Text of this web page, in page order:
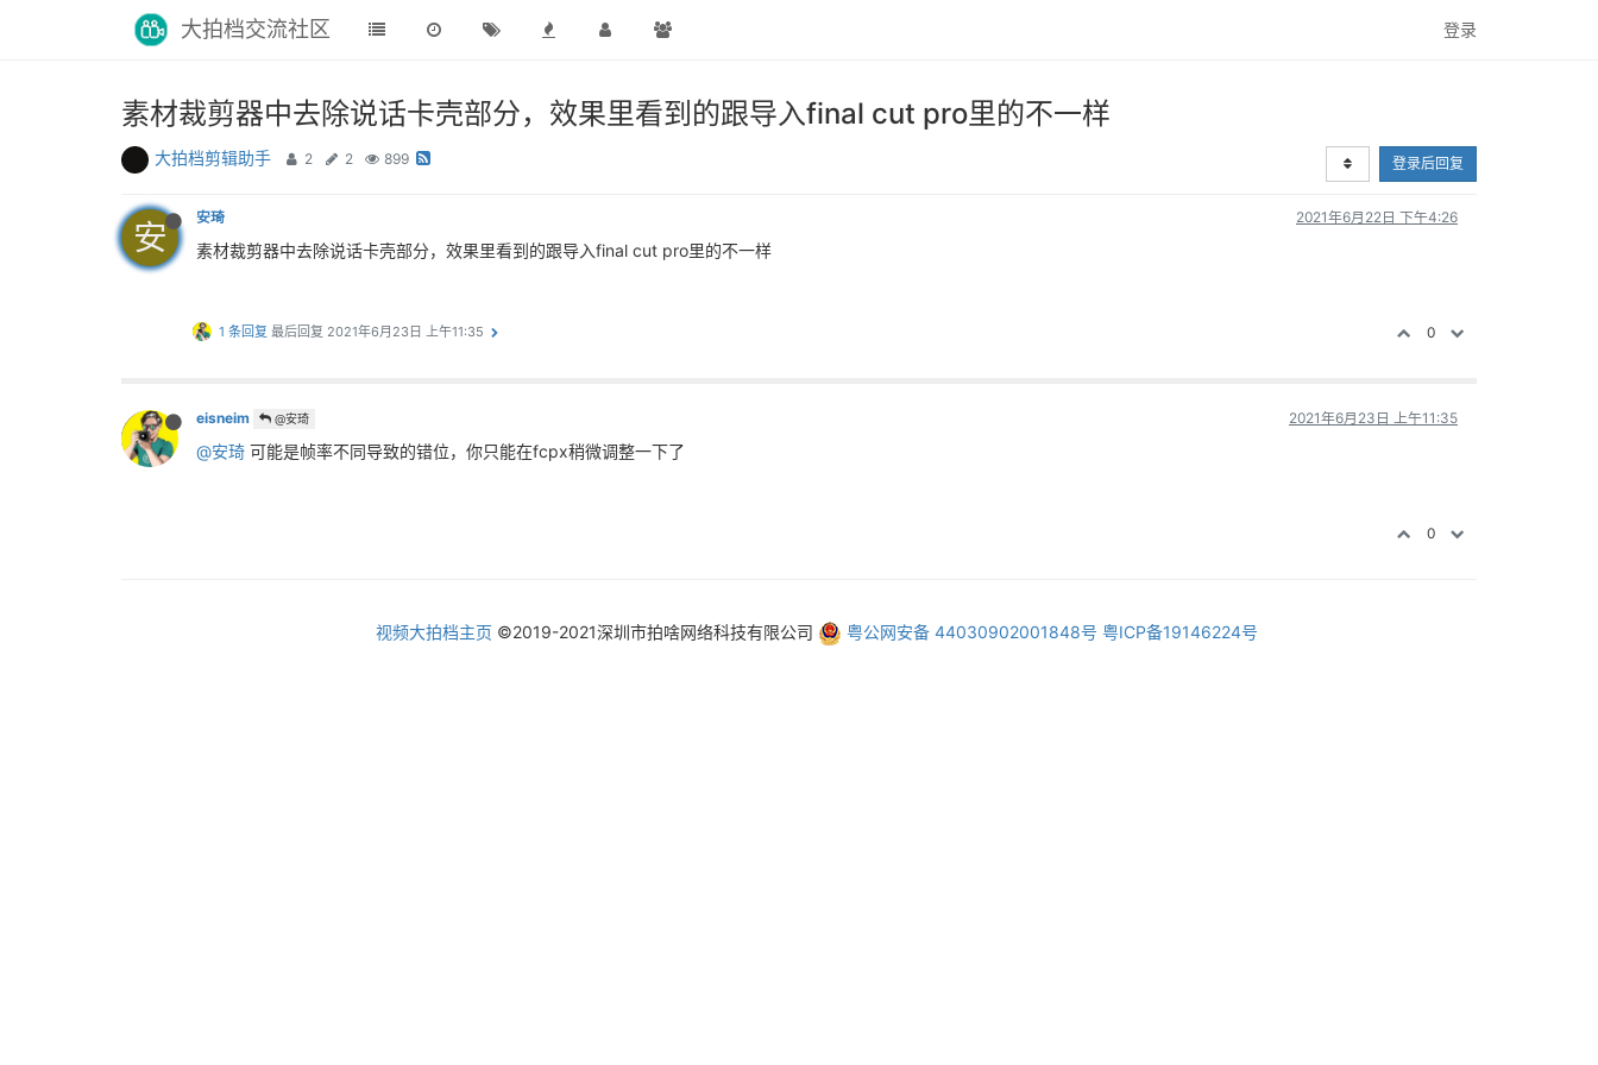
大拍档交流社区 登录
素材裁剪器中去除说话卡壳部分，效果里看到的跟导入final cut pro里的不一样
大拍档剪辑助手 2 2 899 登录后回复
安 安琦 2021年6月22日 下午4:26
素材裁剪器中去除说话卡壳部分，效果里看到的跟导入final cut pro里的不一样
1 条回复 最后回复 2021年6月23日 上午11:35 0
eisneim @安琦 2021年6月23日 上午11:35
@安琦 可能是帧率不同导致的错位，你只能在fcpx稍微调整一下了
0
视频大拍档主页 ©2019-2021深圳市拍啥网络科技有限公司 粤公网安备 44030902001848号 粤ICP备19146224号